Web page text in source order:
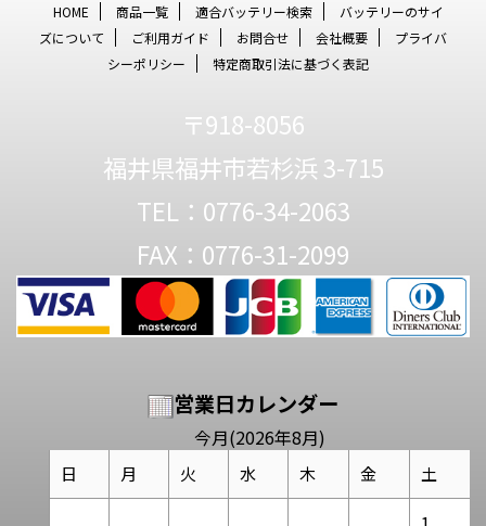
HOME 商品一覧 適合バッテリー検索
バッテリーのサイ
ズについて
ご利用ガイド お問合せ 会社概要
プライバ
シーポリシー
特定商取引法に基づく表記
〒918-8056
福井県福井市若杉浜 3-715
TEL：0776-34-2063
FAX：0776-31-2099
営業日カレンダー
今月(2026年8月)
日 月 火 水 木 金 土